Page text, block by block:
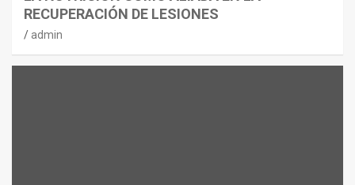
RECUPERACIÓN DE LESIONES
admin